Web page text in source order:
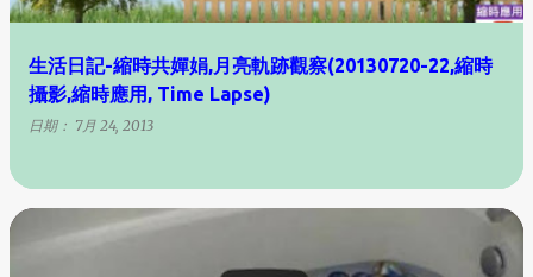
生活日記-縮時共嬋娟,月亮軌跡觀察(20130720-22,縮時
攝影,縮時應用, Time Lapse)
日期： 7月 24, 2013